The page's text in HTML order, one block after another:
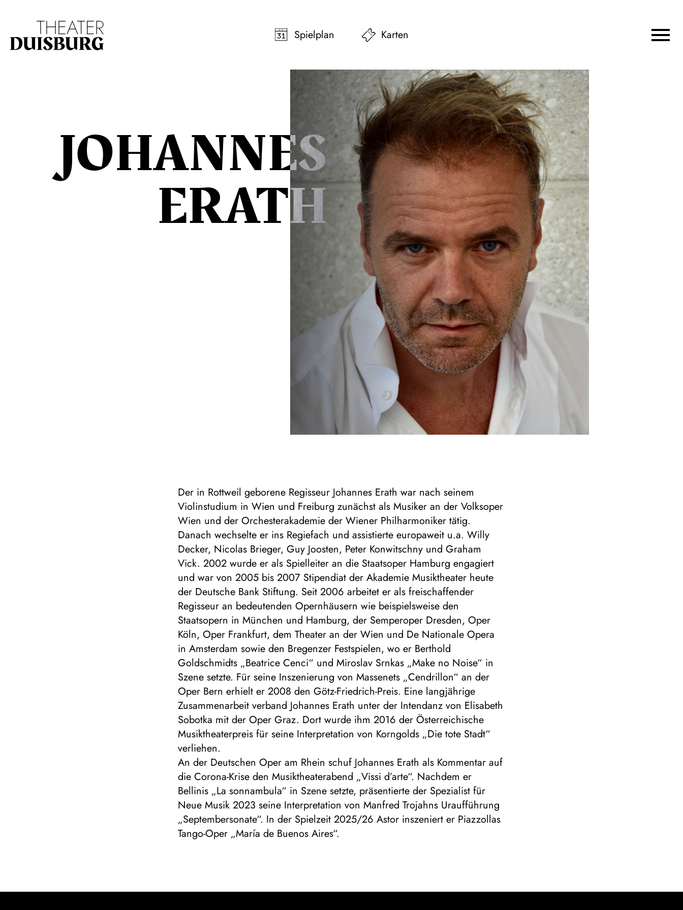
Spielplan
Karten
JOHANNES
ERATH
Der in Rottweil geborene Regisseur Johannes Erath war nach seinem
Violinstudium in Wien und Freiburg zunächst als Musiker an der Volksoper
Wien und der Orchesterakademie der Wiener Philharmoniker tätig.
Danach wechselte er ins Regiefach und assistierte europaweit u.a. Willy
Decker, Nicolas Brieger, Guy Joosten, Peter Konwitschny und Graham
Vick. 2002 wurde er als Spielleiter an die Staatsoper Hamburg engagiert
und war von 2005 bis 2007 Stipendiat der Akademie Musiktheater heute
der Deutsche Bank Stiftung. Seit 2006 arbeitet er als freischaffender
Regisseur an bedeutenden Opernhäusern wie beispielsweise den
Staatsopern in München und Hamburg, der Semperoper Dresden, Oper
Köln, Oper Frankfurt, dem Theater an der Wien und De Nationale Opera
in Amsterdam sowie den Bregenzer Festspielen, wo er Berthold
Goldschmidts „Beatrice Cenci“ und Miroslav Srnkas „Make no Noise“ in
Szene setzte. Für seine Inszenierung von Massenets „Cendrillon“ an der
Oper Bern erhielt er 2008 den Götz-Friedrich-Preis. Eine langjährige
Zusammenarbeit verband Johannes Erath unter der Intendanz von Elisabeth
Sobotka mit der Oper Graz. Dort wurde ihm 2016 der Österreichische
Musiktheaterpreis für seine Interpretation von Korngolds „Die tote Stadt“
verliehen.
An der Deutschen Oper am Rhein schuf Johannes Erath als Kommentar auf
die Corona-Krise den Musiktheaterabend „Vissi d’arte“. Nachdem er
Bellinis „La sonnambula“ in Szene setzte, präsentierte der Spezialist für
Neue Musik 2023 seine Interpretation von Manfred Trojahns Uraufführung
„Septembersonate“. In der Spielzeit 2025/26 Astor inszeniert er Piazzollas
Tango-Oper „María de Buenos Aires“.